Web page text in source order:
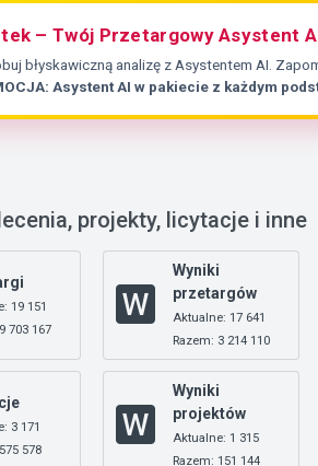
– Twój Przetargowy Asystent
błyskawiczną analizę z Asystentem AI.
Asystent AI w pakiecie z każdym
projekty, licytacje i inne
19 151
703 167
Wyniki
przetargów
Aktualne: 17 641
Razem: 3 214 110
3 171
578
Wyniki
projektów
Aktualne: 1 315
Razem: 151 144